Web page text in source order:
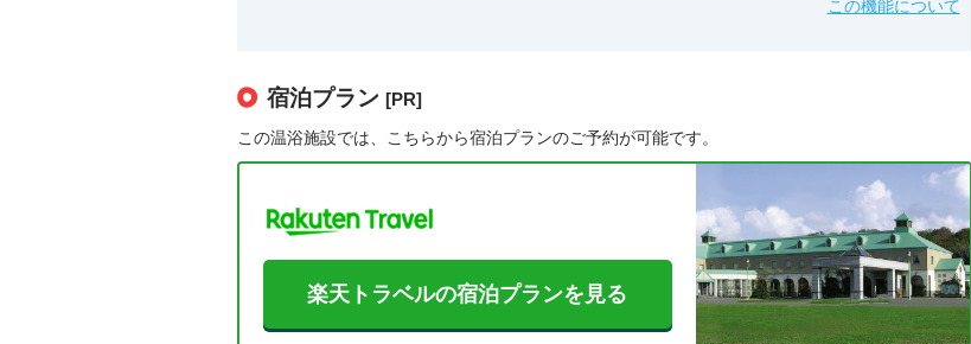
この機能について
宿泊プラン [PR]
この温浴施設では、こちらから宿泊プランのご予約が可能です。
楽天トラベルの宿泊プランを見る